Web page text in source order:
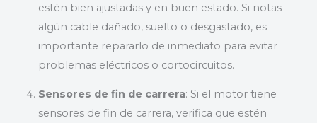
estén bien ajustadas y en buen estado. Si notas
algún cable dañado, suelto o desgastado, es
importante repararlo de inmediato para evitar
problemas eléctricos o cortocircuitos.
Sensores de fin de carrera: Si el motor tiene
sensores de fin de carrera, verifica que estén